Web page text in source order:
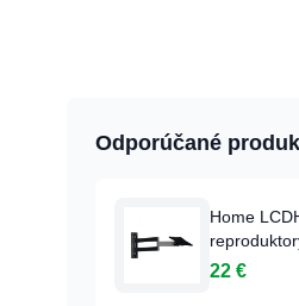
Odporúčané
Home
bodoch
22 €